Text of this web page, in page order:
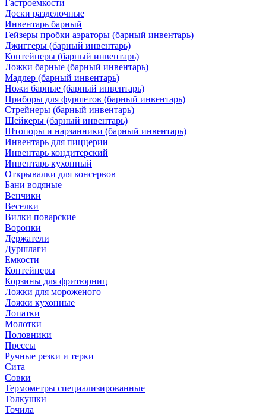
Гастроемкости
Доски разделочные
Инвентарь барный
Гейзеры пробки аэраторы (барный инвентарь)
Джиггеры (барный инвентарь)
Контейнеры (барный инвентарь)
Ложки барные (барный инвентарь)
Мадлер (барный инвентарь)
Ножи барные (барный инвентарь)
Приборы для фуршетов (барный инвентарь)
Стрейнеры (барный инвентарь)
Шейкеры (барный инвентарь)
Штопоры и нарзанники (барный инвентарь)
Инвентарь для пиццерии
Инвентарь кондитерский
Инвентарь кухонный
Открывалки для консервов
Бани водяные
Венчики
Веселки
Вилки поварские
Воронки
Держатели
Дуршлаги
Емкости
Контейнеры
Корзины для фритюрниц
Ложки для мороженого
Ложки кухонные
Лопатки
Молотки
Половники
Прессы
Ручные резки и терки
Сита
Совки
Термометры специализированные
Толкушки
Точила